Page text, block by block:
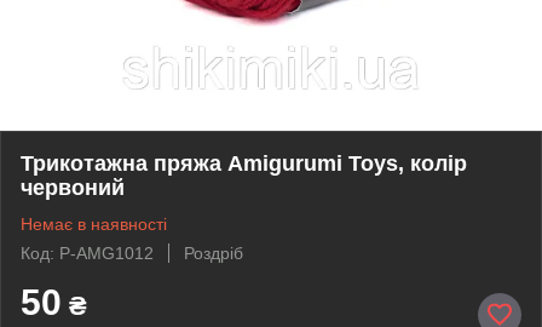
Трикотажна пряжа Amigurumi Toys, колір
червоний
Немає в наявності
Код: P-AMG1012
Роздріб
50 ₴